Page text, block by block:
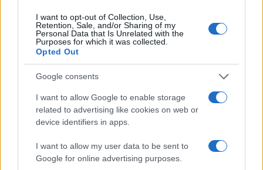
I want to opt-out of Collection, Use,
Retention, Sale, and/or Sharing of my
Personal Data that Is Unrelated with the
Purposes for which it was collected.
Opted Out
Google consents
I want to allow Google to enable storage
related to advertising like cookies on web or
device identifiers in apps.
I want to allow my user data to be sent to
Google for online advertising purposes.
TOP IN DOLOMITI ENERGIA BASKET TRENTINO
Molin in vista dell’Olimpia: “Il feeling è positivo, la
squadra è cresciuta”